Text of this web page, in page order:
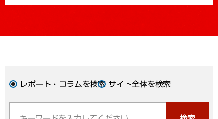
レポート・コラムを検索 サイト全体を検索